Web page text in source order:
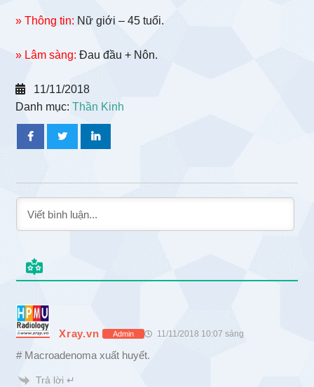
» Thông tin: Nữ giới – 45 tuổi.
» Lâm sàng: Đau đầu + Nôn.
11/11/2018
Danh mục:Thần Kinh
Xray.vn Admin 11/11/2018 10:07 sáng
# Macroadenoma xuất huyết.
Trả lời ↵